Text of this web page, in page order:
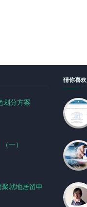
划分方案
一）
就地居留申
猜你喜欢